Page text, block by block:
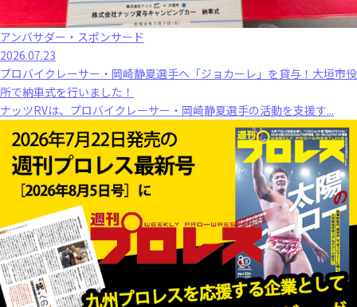
アンバサダー・スポンサード
2026.07.23
プロバイクレーサー・岡崎静夏選手へ「ジョカーレ」を貸与！大垣市役
所で納車式を行いました！
ナッツRVは、プロバイクレーサー・岡崎静夏選手の活動を支援す...